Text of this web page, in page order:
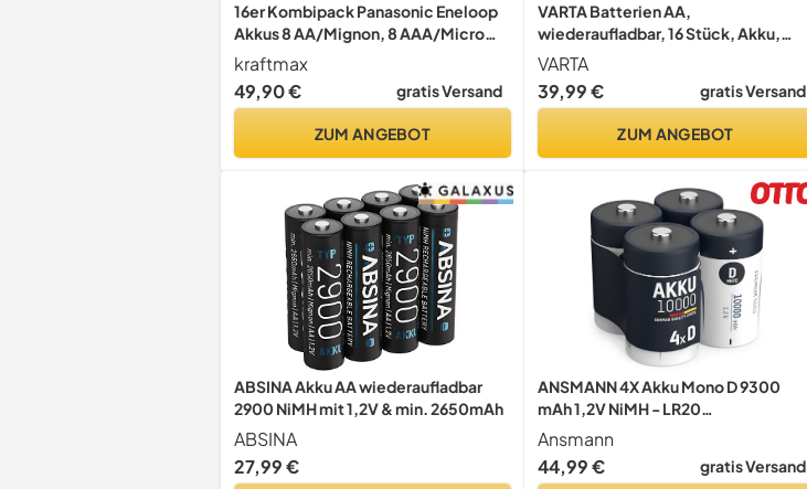
16er Kombipack Panasonic Eneloop
Akkus 8 AA/Mignon, 8 AAA/Micro
Hochleistungs Akku Batterien in
Kraftmax Akkuboxen V5
kraftmax
49,90 €
gratis Versand
ZUM ANGEBOT
VARTA Batterien AA,
wiederaufladbar, 16 Stück, Akku,
Power on Demand, 2100 mAh Ni-MH,
vorgeladen, sofort einsatzbereit
[Exklusiv bei Amazon]
VARTA
39,99 €
gratis Versand
ZUM ANGEBOT
ABSINA Akku AA wiederaufladbar
2900 NiMH mit 1,2V & min. 2650mAh
ABSINA
27,99 €
ANSMANN 4X Akku Mono D 9300
mAh 1,2V NiMH - LR20
Wiederaufladbar
Ansmann
44,99 €
gratis Versand